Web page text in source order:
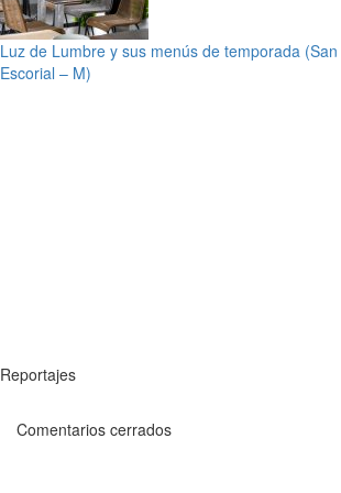
Luz de Lumbre y sus menús de temporada
Escorial – M)
Reportajes
Comentarios cerrados